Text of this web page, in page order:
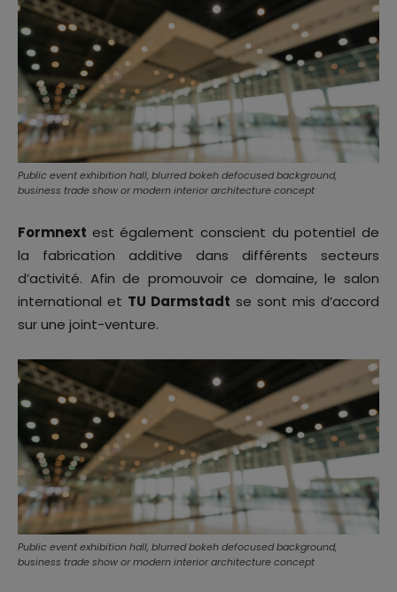
Public event exhibition hall, blurred bokeh defocused background,
business trade show or modern interior architecture concept
Formnext est également conscient du potentiel de
la fabrication additive dans différents secteurs
d’activité. Afin de promouvoir ce domaine, le salon
international et TU Darmstadt se sont mis d’accord
sur une joint-venture.
Public event exhibition hall, blurred bokeh defocused background,
business trade show or modern interior architecture concept